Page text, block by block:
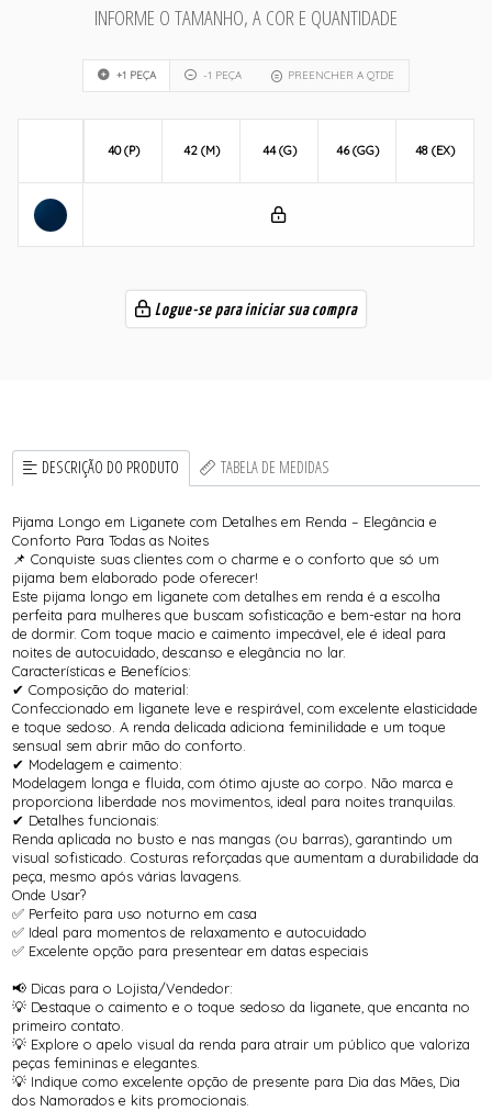
INFORME O TAMANHO, A COR E QUANTIDADE
+1 PEÇA -1 PEÇA PREENCHER A QTDE
40 (P) 42 (M) 44 (G) 46 (GG) 48 (EX)
Logue-se para iniciar sua compra
DESCRIÇÃO DO PRODUTO TABELA DE MEDIDAS
Pijama Longo em Liganete com Detalhes em Renda – Elegância e
Conforto Para Todas as Noites
📌 Conquiste suas clientes com o charme e o conforto que só um
pijama bem elaborado pode oferecer!
Este pijama longo em liganete com detalhes em renda é a escolha
perfeita para mulheres que buscam sofisticação e bem-estar na hora
de dormir. Com toque macio e caimento impecável, ele é ideal para
noites de autocuidado, descanso e elegância no lar.
Características e Benefícios:
✔ Composição do material:
Confeccionado em liganete leve e respirável, com excelente elasticidade
e toque sedoso. A renda delicada adiciona feminilidade e um toque
sensual sem abrir mão do conforto.
✔ Modelagem e caimento:
Modelagem longa e fluida, com ótimo ajuste ao corpo. Não marca e
proporciona liberdade nos movimentos, ideal para noites tranquilas.
✔ Detalhes funcionais:
Renda aplicada no busto e nas mangas (ou barras), garantindo um
visual sofisticado. Costuras reforçadas que aumentam a durabilidade da
peça, mesmo após várias lavagens.
Onde Usar?
✅ Perfeito para uso noturno em casa
✅ Ideal para momentos de relaxamento e autocuidado
✅ Excelente opção para presentear em datas especiais
📢 Dicas para o Lojista/Vendedor:
💡 Destaque o caimento e o toque sedoso da liganete, que encanta no
primeiro contato.
💡 Explore o apelo visual da renda para atrair um público que valoriza
peças femininas e elegantes.
💡 Indique como excelente opção de presente para Dia das Mães, Dia
dos Namorados e kits promocionais.